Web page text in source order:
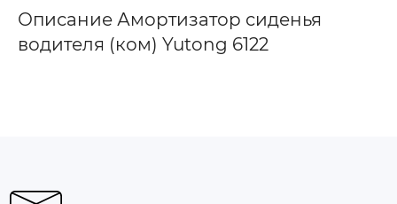
Описание Амортизатор сиденья
водителя (ком) Yutong 6122